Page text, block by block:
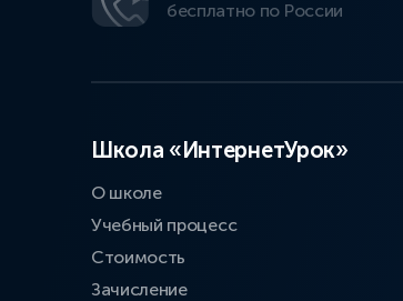
бесплатно по России
Школа «ИнтернетУрок»
О школе
Учебный процесс
Стоимость
Зачисление